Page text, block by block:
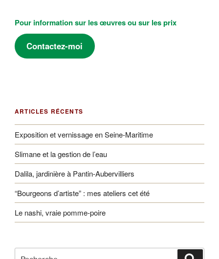
Pour information sur les œuvres ou sur les prix
Contactez-moi
ARTICLES RÉCENTS
Exposition et vernissage en Seine-Maritime
Slimane et la gestion de l’eau
Dalila, jardinière à Pantin-Aubervilliers
“Bourgeons d’artiste” : mes ateliers cet été
Le nashi, vraie pomme-poire